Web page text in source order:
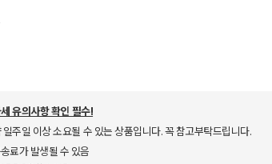
유의사항 확인 필수!
주일 이상 소요될 수 있는 상품입니다. 꼭 참고부탁드립니다.
료가 발생될 수 있음